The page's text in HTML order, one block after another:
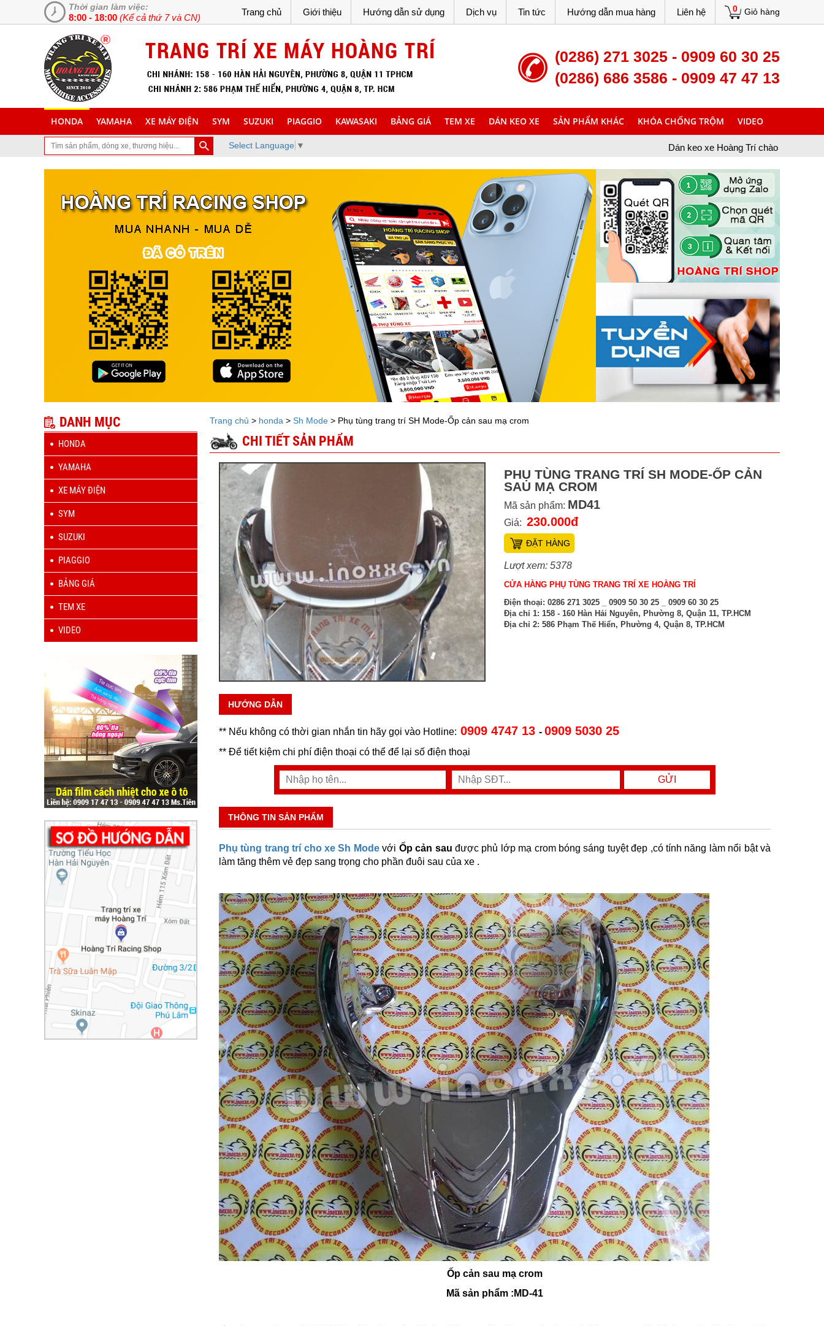
Thời gian làm việc:
8:00 - 18:00 (Kể cả thứ 7 và CN)
0 Giỏ hàng
Trang chủ Giới thiệu Hướng dẫn sử dụng Dịch vụ Tin tức Hướng dẫn mua hàng Liên hệ
(0286) 271 3025 - 0909 60 30 25
(0286) 686 3586 - 0909 47 47 13
HONDA YAMAHA XE MÁY ĐIỆN SYM SUZUKI PIAGGIO KAWASAKI BẢNG GIÁ TEM XE DÁN KEO XE SẢN PHẨM KHÁC KHÓA CHỐNG TRỘM VIDEO
Select Language ▼ Dán keo xe Hoàng Trí chào mừng bạn đã ghé thăm
DANH MỤC
HONDA
YAMAHA
XE MÁY ĐIỆN
SYM
SUZUKI
PIAGGIO
BẢNG GIÁ
TEM XE
VIDEO
Trang chủ > honda > Sh Mode> Phụ tùng trang trí SH Mode-Ốp cản sau mạ crom
CHI TIẾT SẢN PHẨM
PHỤ TÙNG TRANG TRÍ SH MODE-ỐP CẢN
SAU MẠ CROM
Mã sản phẩm: MD41
Giá: 230.000đ
ĐẶT HÀNG
Lượt xem: 5378
CỬA HÀNG PHỤ TÙNG TRANG TRÍ XE HOÀNG TRÍ
Điện thoại: 0286 271 3025 _ 0909 50 30 25 _ 0909 60 30 25
Địa chỉ 1: 158 - 160 Hàn Hải Nguyên, Phường 8, Quận 11, TP.HCM
Địa chỉ 2: 586 Phạm Thế Hiển, Phường 4, Quận 8, TP.HCM
HƯỚNG DẪN
** Nếu không có thời gian nhắn tin hãy gọi vào Hotline: 0909 4747 13 - 0909 5030 25
** Để tiết kiệm chi phí điện thoại có thể để lại số điện thoại
THÔNG TIN SẢN PHẨM
Phụ tùng trang trí cho xe Sh Mode với Ốp cản sau được phủ lớp mạ crom bóng sáng tuyệt đẹp ,có tính năng làm nổi bật và
làm tăng thêm vẻ đẹp sang trọng cho phần đuôi sau của xe .
Ốp cản sau mạ crom
Mã sản phẩm :MD-41